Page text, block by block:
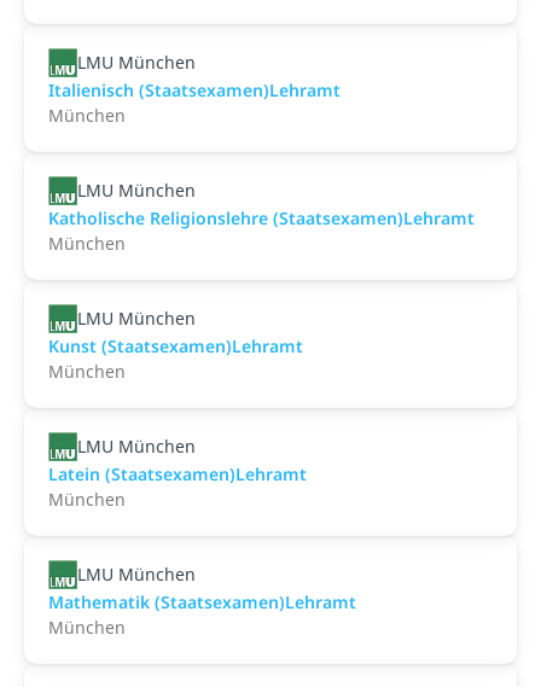
LMU München
Italienisch (Staatsexamen)Lehramt
München
LMU München
Katholische Religionslehre (Staatsexamen)Lehramt
München
LMU München
Kunst (Staatsexamen)Lehramt
München
LMU München
Latein (Staatsexamen)Lehramt
München
LMU München
Mathematik (Staatsexamen)Lehramt
München